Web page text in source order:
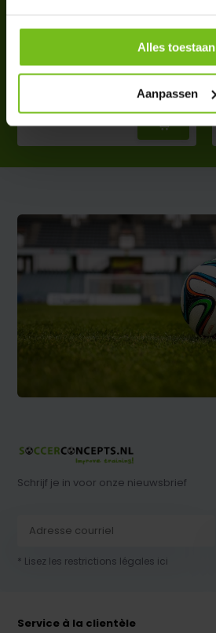
Alles toestaan
Aanpassen
Attrape balle 4m extensible
Deliverytime
Schrijf je in voor onze nieuwsbrief
* Lisez les restrictions légales ici
Service à la clientèle